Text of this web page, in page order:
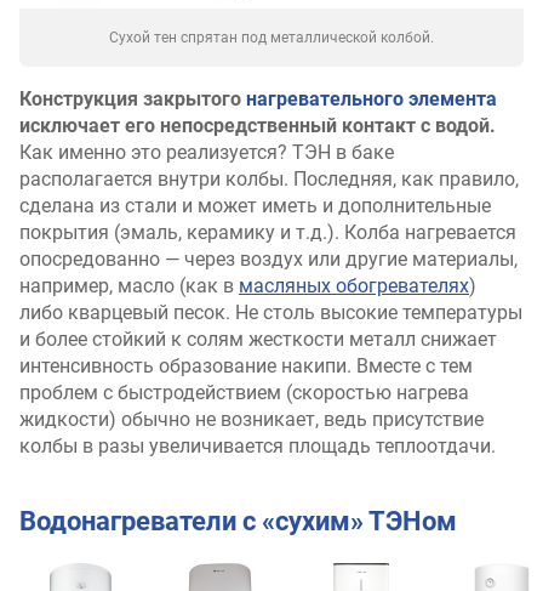
Сухой тен спрятан под металлической колбой.
Конструкция закрытого нагревательного элемента
исключает его непосредственный контакт с водой.
Как именно это реализуется? ТЭН в баке
располагается внутри колбы. Последняя, как правило,
сделана из стали и может иметь и дополнительные
покрытия (эмаль, керамику и т.д.). Колба нагревается
опосредованно — через воздух или другие материалы,
например, масло (как в масляных обогревателях)
либо кварцевый песок. Не столь высокие температуры
и более стойкий к солям жесткости металл снижает
интенсивность образование накипи. Вместе с тем
проблем с быстродействием (скоростью нагрева
жидкости) обычно не возникает, ведь присутствие
колбы в разы увеличивается площадь теплоотдачи.
Водонагреватели с «сухим» ТЭНом